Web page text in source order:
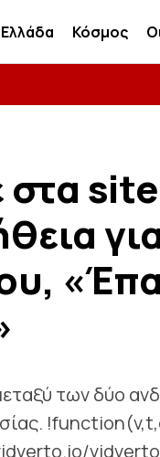
Ελλάδα Κόσμος
στα
των δύο